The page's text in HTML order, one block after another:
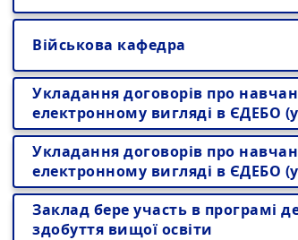
Військова кафедра
Укладання договорів про
електронному вигляді в ЄДЕБО
Укладання договорів про
електронному вигляді в ЄДЕБО
Заклад бере участь в програмі
здобуття вищої освіти